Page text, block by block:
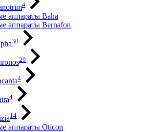
4
аппараты Baha
аппараты Bernafon
30
29
4
4
14
аппараты Oticon